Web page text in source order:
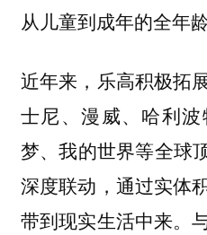
从儿童到成年的全年
近年来，乐高积极拓
士尼、漫威、哈利
梦、我的世界等全球
深度联动，通过实体
带到现实生活中来。